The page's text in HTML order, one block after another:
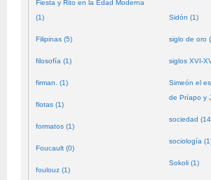
Fiesta y Rito en la Edad Moderna
(1)
Filipinas (5)
filosofía (1)
firman. (1)
flotas (1)
formatos (1)
Foucault (0)
foulouz (1)
Sidón (1)
siglo de oro
siglos XVI-
Simeón el
de Príapo y
sociedad
sociología
Sokoli (1)